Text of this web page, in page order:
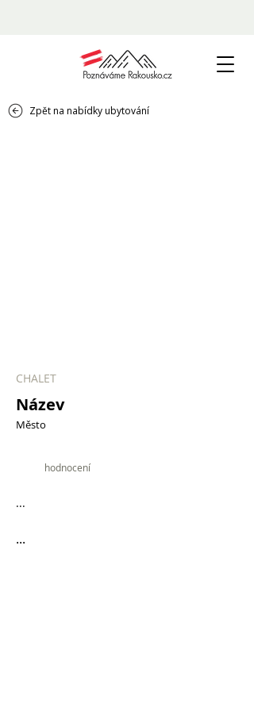
Zpět na nabídky ubytování
CHALET
Název
Město
hodnocení
...
...